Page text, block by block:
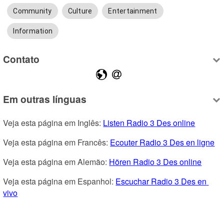
Community Culture Entertainment
Information
Contato
Em outras línguas
Veja esta página em Inglês: Listen Radio 3 Des online
Veja esta página em Francês: Ecouter Radio 3 Des en ligne
Veja esta página em Alemão: Hören Radio 3 Des online
Veja esta página em Espanhol: Escuchar Radio 3 Des en
vivo